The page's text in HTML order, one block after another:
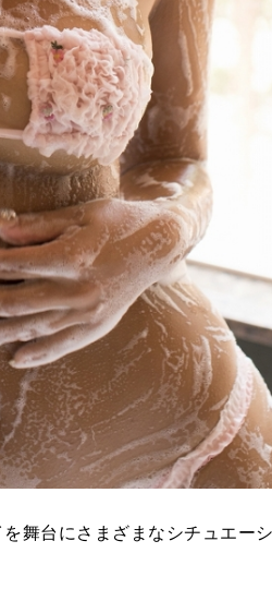
舞台にさまざまなシチュエー